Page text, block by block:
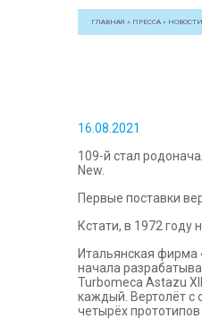
ГЛАВНАЯ » ПРЕССА » НОВОСТИ
16.08.2021
109-й стал
New.
Первые поставки
Кстати, в 1972 году
Итальянская фирма
начала
Turbomeca Astazu
каждый. Вертолёт с
четырёх